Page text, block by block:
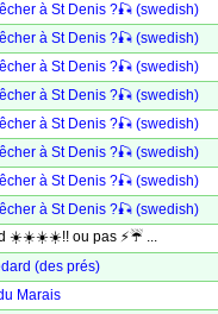
à St Denis ?🎣 (swedish)
à St Denis ?🎣 (swedish)
à St Denis ?🎣 (swedish)
à St Denis ?🎣 (swedish)
à St Denis ?🎣 (swedish)
à St Denis ?🎣 (swedish)
à St Denis ?🎣 (swedish)
à St Denis ?🎣 (swedish)
☀️☀️☀️☀️!! ou pas ⚡☔ ...
(des prés)
Marais